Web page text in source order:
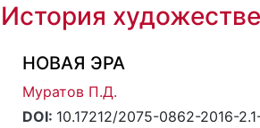
История
НОВАЯ ЭРА
Муратов П.Д.
DOI: 10.17212/2075-0862-2016-